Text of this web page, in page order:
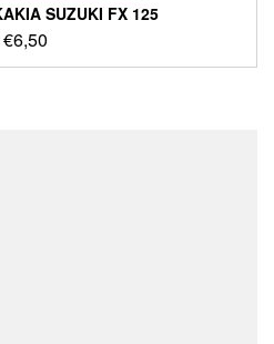
SUZUKI FX 125
€6,50